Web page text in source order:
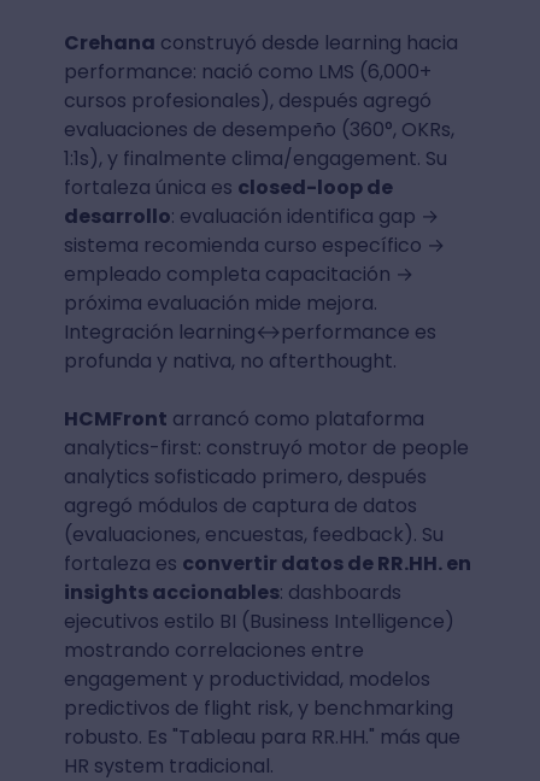
Crehana construyó desde learning hacia
performance: nació como LMS (6,000+
cursos profesionales), después agregó
evaluaciones de desempeño (360°, OKRs,
1:1s), y finalmente clima/engagement. Su
fortaleza única es closed-loop de
desarrollo: evaluación identifica gap →
sistema recomienda curso específico →
empleado completa capacitación →
próxima evaluación mide mejora.
Integración learning↔performance es
profunda y nativa, no afterthought.
HCMFront arrancó como plataforma
analytics-first: construyó motor de people
analytics sofisticado primero, después
agregó módulos de captura de datos
(evaluaciones, encuestas, feedback). Su
fortaleza es convertir datos de RR.HH. en
insights accionables: dashboards
ejecutivos estilo BI (Business Intelligence)
mostrando correlaciones entre
engagement y productividad, modelos
predictivos de flight risk, y benchmarking
robusto. Es "Tableau para RR.HH." más que
HR system tradicional.